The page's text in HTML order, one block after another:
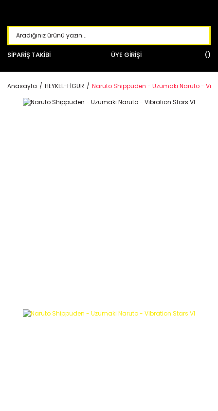
SİPARİŞ TAKİBİ ÜYE GİRİŞİ
Anasayfa HEYKEL-FİGÜR Naruto Shippuden - Uzumaki Naruto -